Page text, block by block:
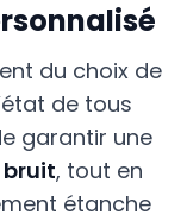
du choix de
de tous
garantir une
bruit, tout en
étanche